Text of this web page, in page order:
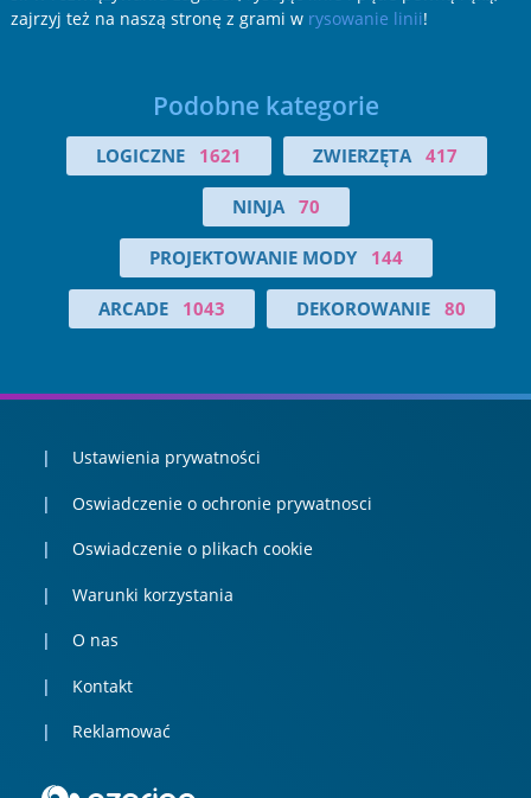
zajrzyj też na naszą stronę z grami w rysowanie linii!
Podobne kategorie
LOGICZNE 1621 ZWIERZĘTA 417
NINJA 70
PROJEKTOWANIE MODY 144
ARCADE 1043 DEKOROWANIE 80
Ustawienia prywatności
Oswiadczenie o ochronie prywatnosci
Oswiadczenie o plikach cookie
Warunki korzystania
O nas
Kontakt
Reklamować